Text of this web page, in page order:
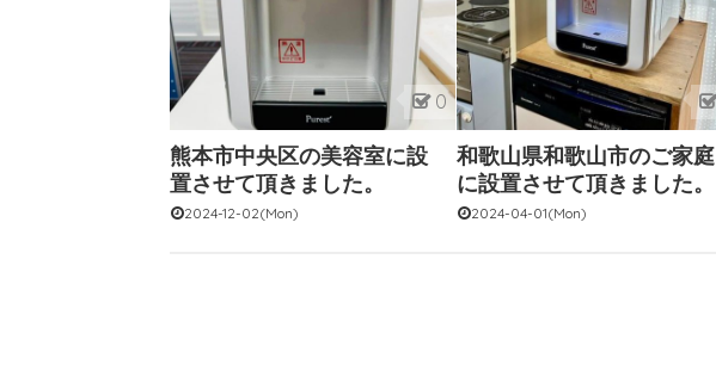
0
熊本市中央区の美容室に設
置させて頂きました。
2024-12-02(Mon)
和歌山県和歌山市のご家庭
に設置させて頂きました。
2024-04-01(Mon)